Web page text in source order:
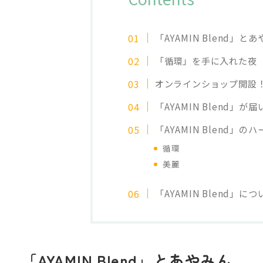
「AYAMIN Blend」とあ
「循環」を手に入れた夜
オンラインショップ開設！
「AYAMIN Blend」が届
「AYAMIN Blend」のハ
循環
美麗
「AYAMIN Blend」につ